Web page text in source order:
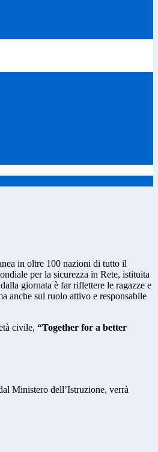
in oltre 100 nazioni di tutto il
per la sicurezza in Rete, istituita
giornata è far riflettere le ragazze e
anche sul ruolo attivo e responsabile
civile, “Together for a better
Ministero dell’Istruzione, verrà